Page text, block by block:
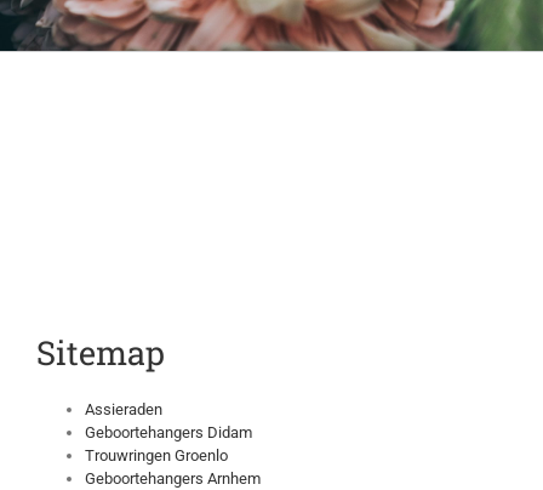
Sitemap
Assieraden
Geboortehangers Didam
Trouwringen Groenlo
Geboortehangers Arnhem